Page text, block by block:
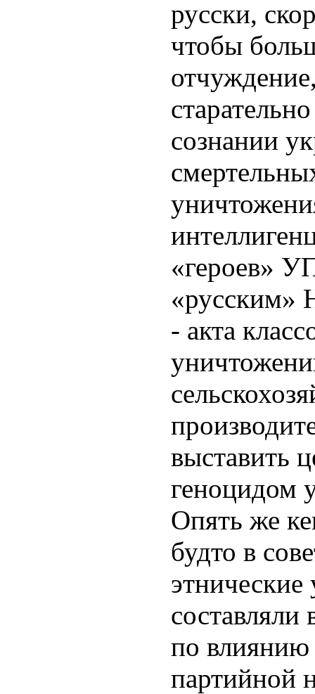
русски,
чтобы
сознании
«героев»
«русским»
- акта
выставить
геноцидом
Опять же
будто в
составляли
по влиянию
партийной